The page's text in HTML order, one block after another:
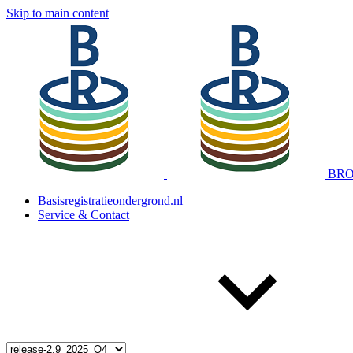
Skip to main content
Basisregistratieondergrond.nl
Service & Contact